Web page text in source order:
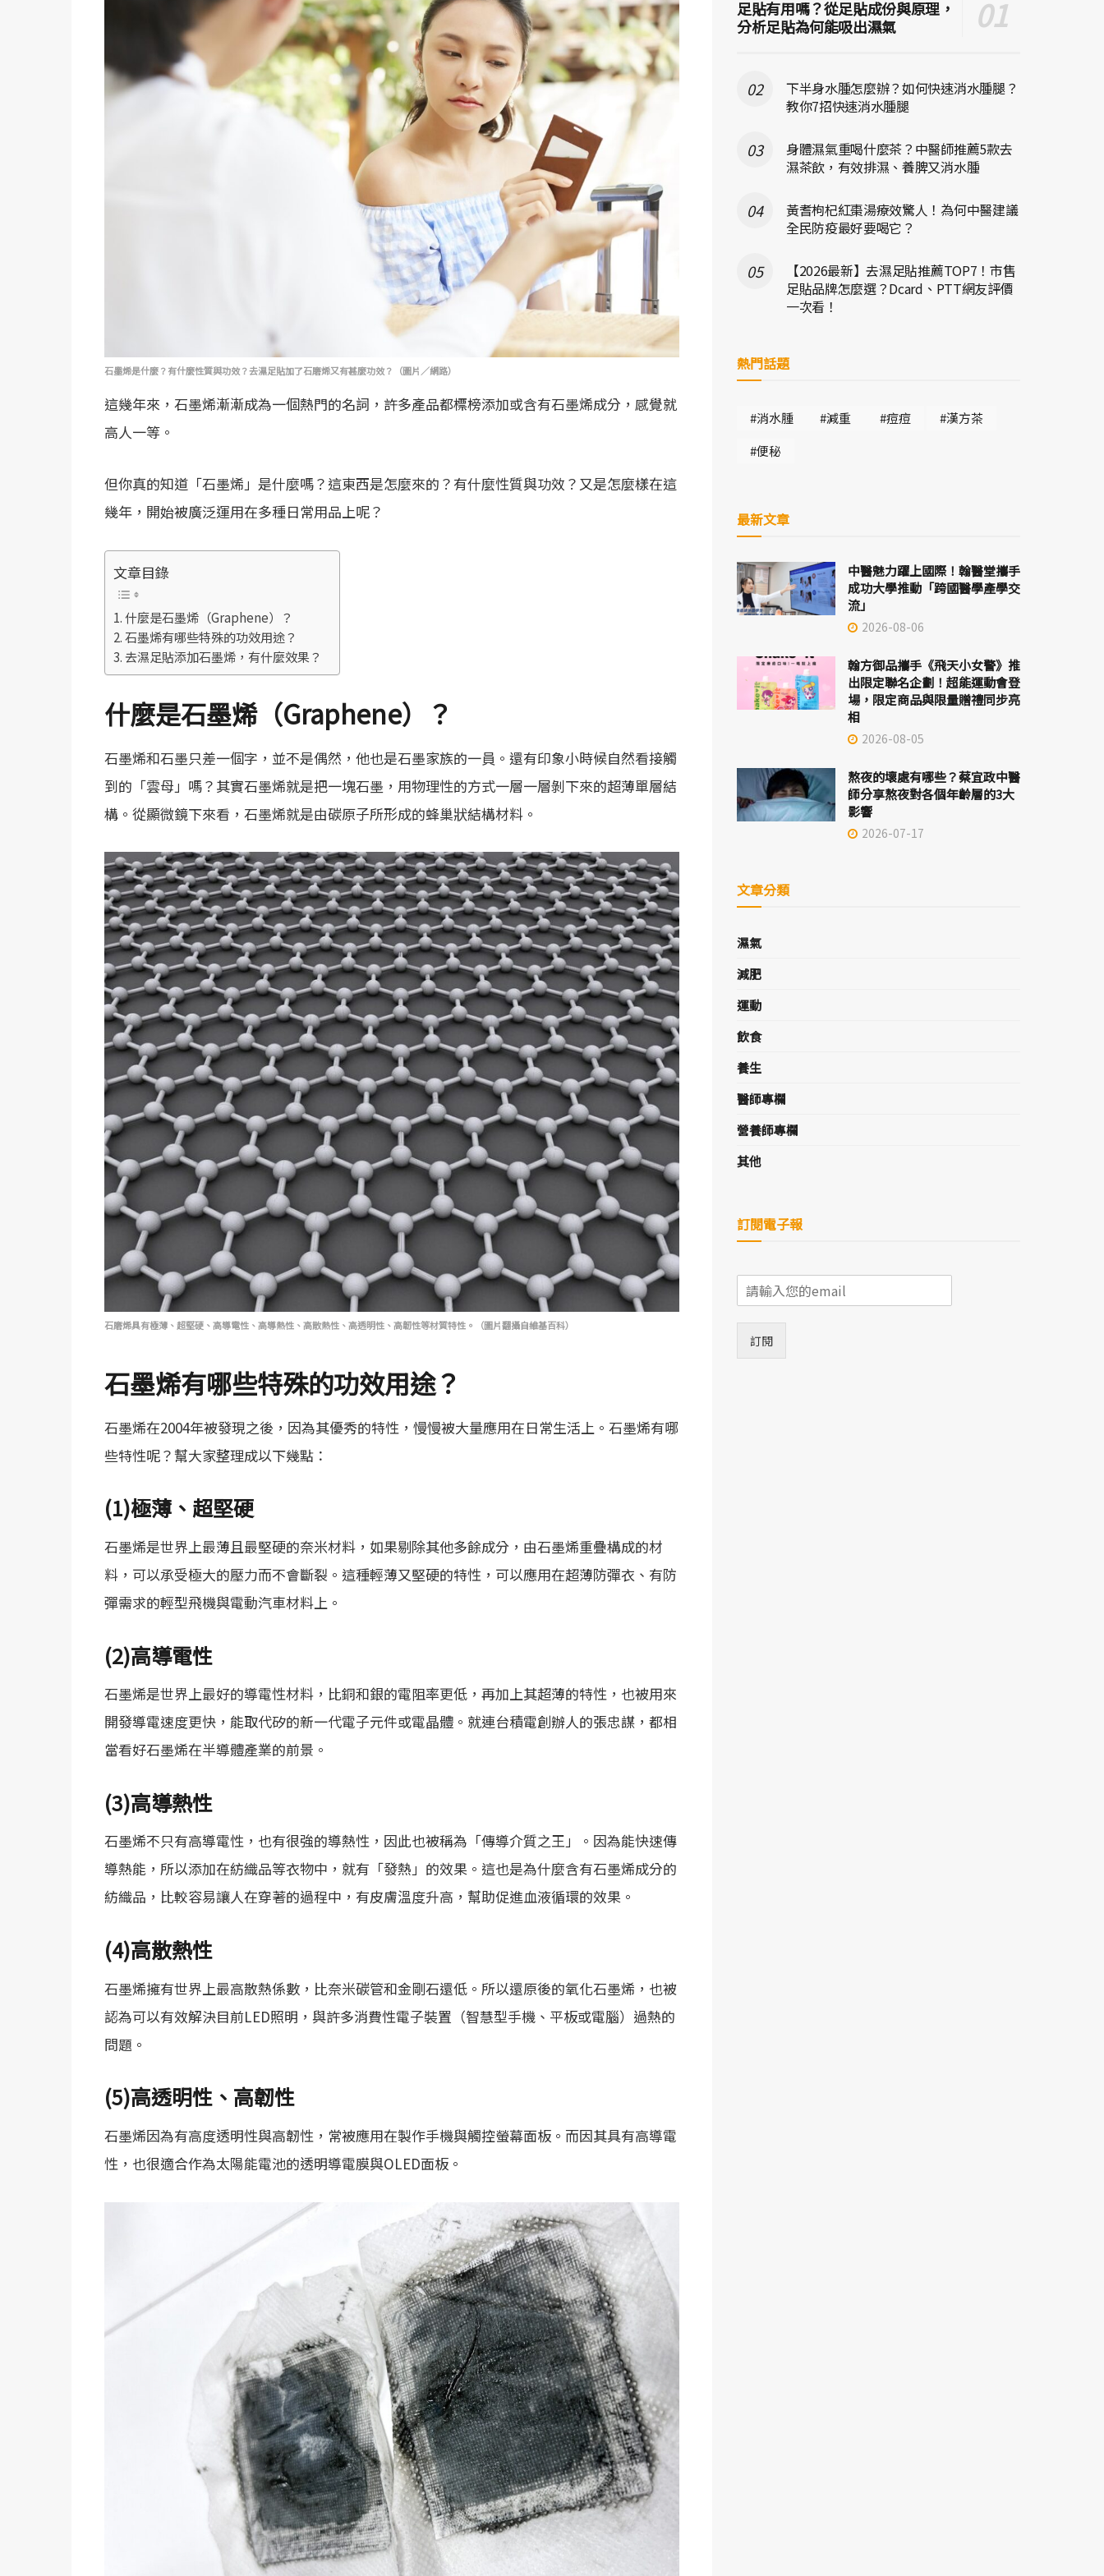
石墨烯是什麼？有什麼性質與功效？去濕足貼加了石磨烯又有甚麼功效？（圖片／網路）
這幾年來，石墨烯漸漸成為一個熱門的名詞，許多產品都標榜添加或含有石墨烯成分，感覺就
高人一等。
但你真的知道「石墨烯」是什麼嗎？這東西是怎麼來的？有什麼性質與功效？又是怎麼樣在這
幾年，開始被廣泛運用在多種日常用品上呢？
文章目錄
什麼是石墨烯（Graphene）？
石墨烯有哪些特殊的功效用途？
去濕足貼添加石墨烯，有什麼效果？
什麼是石墨烯（Graphene）？
石墨烯和石墨只差一個字，並不是偶然，他也是石墨家族的一員。還有印象小時候自然看接觸
到的「雲母」嗎？其實石墨烯就是把一塊石墨，用物理性的方式一層一層剝下來的超薄單層結
構。從顯微鏡下來看，石墨烯就是由碳原子所形成的蜂巢狀結構材料。
石磨烯具有極薄、超堅硬、高導電性、高導熱性、高散熱性、高透明性、高韌性等材質特性。（圖片翻攝自維基百科）
石墨烯有哪些特殊的功效用途？
石墨烯在2004年被發現之後，因為其優秀的特性，慢慢被大量應用在日常生活上。石墨烯有哪
些特性呢？幫大家整理成以下幾點：
(1)極薄、超堅硬
石墨烯是世界上最薄且最堅硬的奈米材料，如果剔除其他多餘成分，由石墨烯重疊構成的材
料，可以承受極大的壓力而不會斷裂。這種輕薄又堅硬的特性，可以應用在超薄防彈衣、有防
彈需求的輕型飛機與電動汽車材料上。
(2)高導電性
石墨烯是世界上最好的導電性材料，比銅和銀的電阻率更低，再加上其超薄的特性，也被用來
開發導電速度更快，能取代矽的新一代電子元件或電晶體。就連台積電創辦人的張忠謀，都相
當看好石墨烯在半導體產業的前景。
(3)高導熱性
石墨烯不只有高導電性，也有很強的導熱性，因此也被稱為「傳導介質之王」。因為能快速傳
導熱能，所以添加在紡織品等衣物中，就有「發熱」的效果。這也是為什麼含有石墨烯成分的
紡織品，比較容易讓人在穿著的過程中，有皮膚溫度升高，幫助促進血液循環的效果。
(4)高散熱性
石墨烯擁有世界上最高散熱係數，比奈米碳管和金剛石還低。所以還原後的氧化石墨烯，也被
認為可以有效解決目前LED照明，與許多消費性電子裝置（智慧型手機、平板或電腦）過熱的
問題。
(5)高透明性、高韌性
石墨烯因為有高度透明性與高韌性，常被應用在製作手機與觸控螢幕面板。而因其具有高導電
性，也很適合作為太陽能電池的透明導電膜與OLED面板。
足貼有用嗎？從足貼成份與原理，
分析足貼為何能吸出濕氣
下半身水腫怎麼辦？如何快速消水腫腿？
教你7招快速消水腫腿
身體濕氣重喝什麼茶？中醫師推薦5款去
濕茶飲，有效排濕、養脾又消水腫
黃耆枸杞紅棗湯療效驚人！為何中醫建議
全民防疫最好要喝它？
【2026最新】去濕足貼推薦TOP7！市售
足貼品牌怎麼選？Dcard、PTT網友評價
一次看！
熱門話題
#消水腫 #減重 #痘痘
#漢方茶
#便秘
最新文章
中醫魅力躍上國際！翰醫堂攜手
成功大學推動「跨國醫學產學交
流」
2026-08-06
翰方御品攜手《飛天小女警》推
出限定聯名企劃！超能運動會登
場，限定商品與限量贈禮同步亮
相
2026-08-05
熬夜的壞處有哪些？蔡宜政中醫
師分享熬夜對各個年齡層的3大
影響
2026-07-17
文章分類
濕氣
減肥
運動
飲食
養生
醫師專欄
營養師專欄
其他
訂閱電子報
E
m
*
訂閱